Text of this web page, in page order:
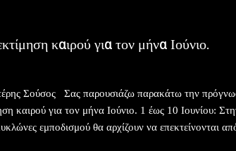
καιρού για τον μήνα Ιούνιο.
Σούσος Σας παρουσιάζω παρακάτω την
καιρού για τον μήνα Ιούνιο. 1 έως 10 Ιουνίου:
εμποδισμού θα αρχίζουν να επεκτείνονται